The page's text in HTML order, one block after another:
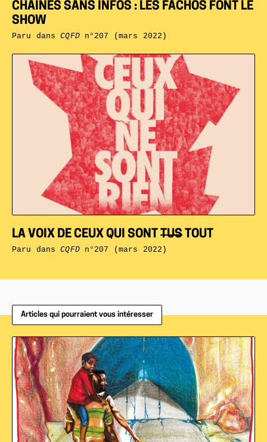
LA VOIX DE CEUX QUI SONT TUS TOUT
Paru dansCQFDn°207 (mars 2022)
CHAÎNES SANS INFOS : LES FACHOS FONT LE
SHOW
Paru dansCQFDn°207 (mars 2022)
Articles qui pourraient vous intéresser